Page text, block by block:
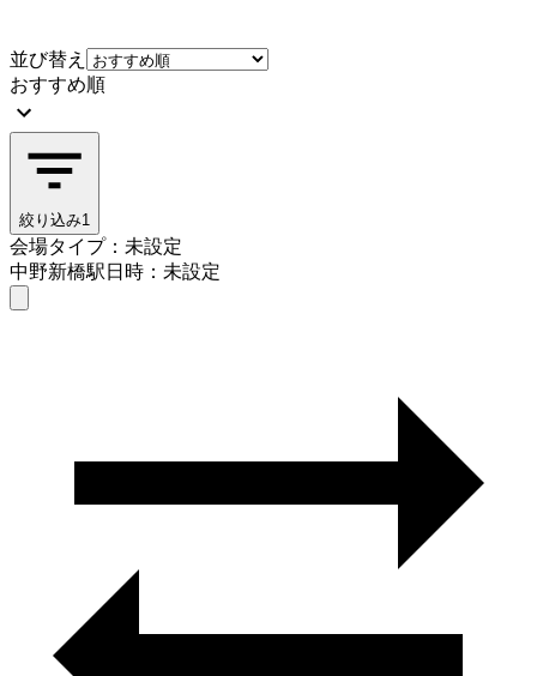
並び替え
おすすめ順
絞り込み1
会場タイプ：未設定
中野新橋駅日時：未設定